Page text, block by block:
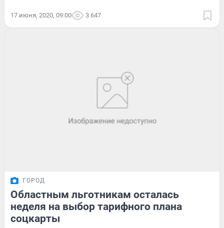
17 июня, 2020, 09:00 3 647
ГОРОД
Областным льготникам осталась
неделя на выбор тарифного плана
соцкарты